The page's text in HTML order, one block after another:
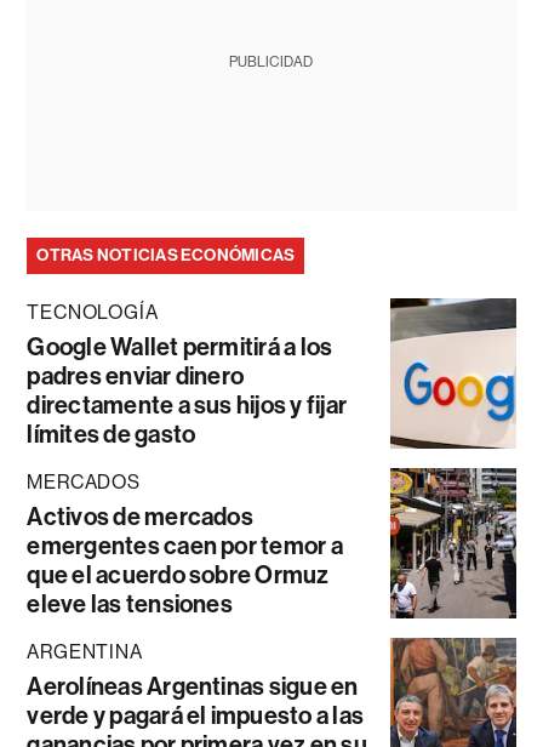
PUBLICIDAD
OTRAS NOTICIAS ECONÓMICAS
TECNOLOGÍA
Google Wallet permitirá a los
padres enviar dinero
directamente a sus hijos y fijar
límites de gasto
MERCADOS
Activos de mercados
emergentes caen por temor a
que el acuerdo sobre Ormuz
eleve las tensiones
ARGENTINA
Aerolíneas Argentinas sigue en
verde y pagará el impuesto a las